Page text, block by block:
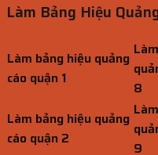
Làm Bảng Hiệu
Làm bảng hiệu quảng
cáo quận 1
8
Làm bảng hiệu quảng
cáo quận 2
9